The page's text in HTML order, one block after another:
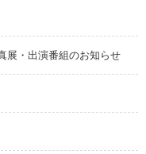
展・出演番組のお知らせ